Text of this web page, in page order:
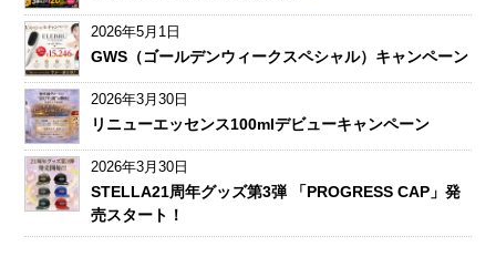
2026年5月1日
GWS（ゴールデンウィークスペシャル）キャンペーン
2026年3月30日
リニューエッセンス100mlデビューキャンペーン
2026年3月30日
STELLA21周年グッズ第3弾 「PROGRESS CAP」発
売スタート！